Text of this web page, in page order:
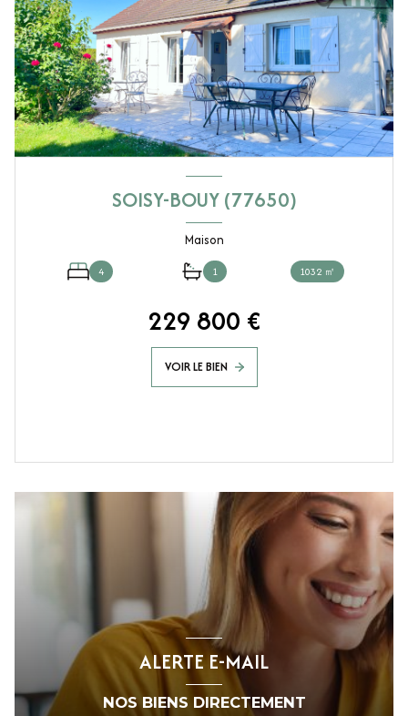
SOISY-BOUY (77650)
Maison
4 1 1032 ㎡
229 800 €
VOIR LE BIEN
ALERTE E-MAIL
NOS BIENS DIRECTEMENT